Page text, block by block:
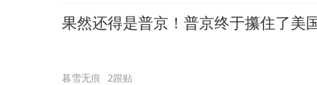
果然还得是普京！普京终于攥住了美
暮雪无痕 2跟贴